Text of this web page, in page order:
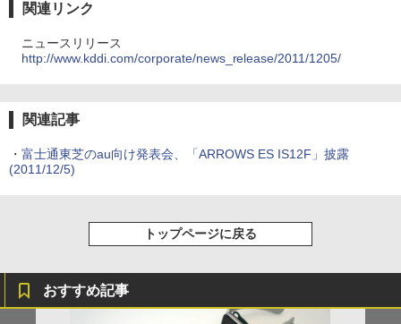
関連リンク
ニュースリリース
http://www.kddi.com/corporate/news_release/2011/1205/
関連記事
・ 富士通東芝のau向け発表会、「ARROWS ES IS12F」披露
(2011/12/5)
トップページに戻る
おすすめ記事